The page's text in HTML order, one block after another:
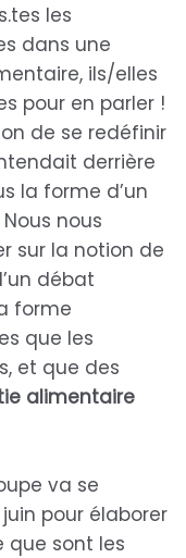
les
dans une
ils/elles
pour en parler !
de se redéfinir
derrière
la forme d’un
nous
sur la notion de
débat
forme
que les
et que des
alimentaire
va se
pour élaborer
que sont les